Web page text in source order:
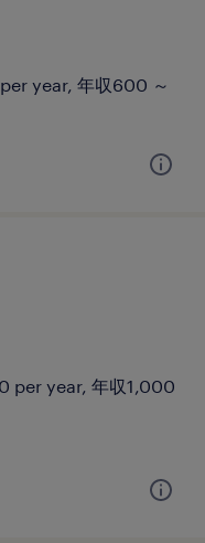
year, 年収600 ～
per year, 年収1,000